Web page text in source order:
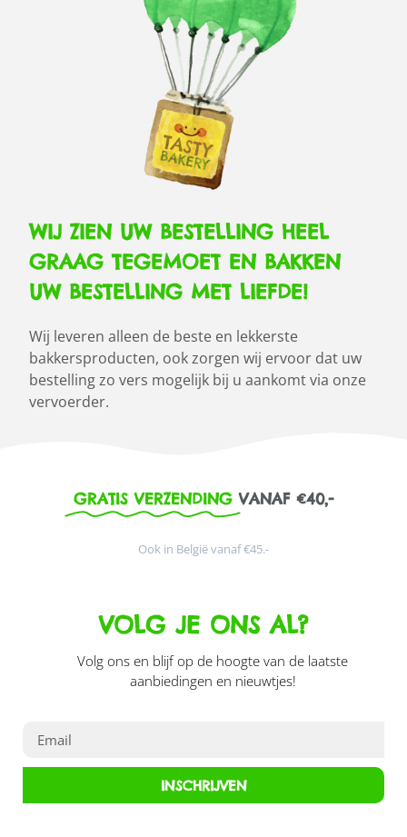
WIJ ZIEN UW BESTELLING HEEL
GRAAG TEGEMOET EN BAKKEN
UW BESTELLING MET LIEFDE!
Wij leveren alleen de beste en lekkerste
bakkersproducten, ook zorgen wij ervoor dat uw
bestelling zo vers mogelijk bij u aankomt via onze
vervoerder.
GRATIS VERZENDING VANAF €40,-
Ook in België vanaf €45.-
VOLG JE ONS AL?
Volg ons en blijf op de hoogte van de laatste
aanbiedingen en nieuwtjes!
INSCHRIJVEN